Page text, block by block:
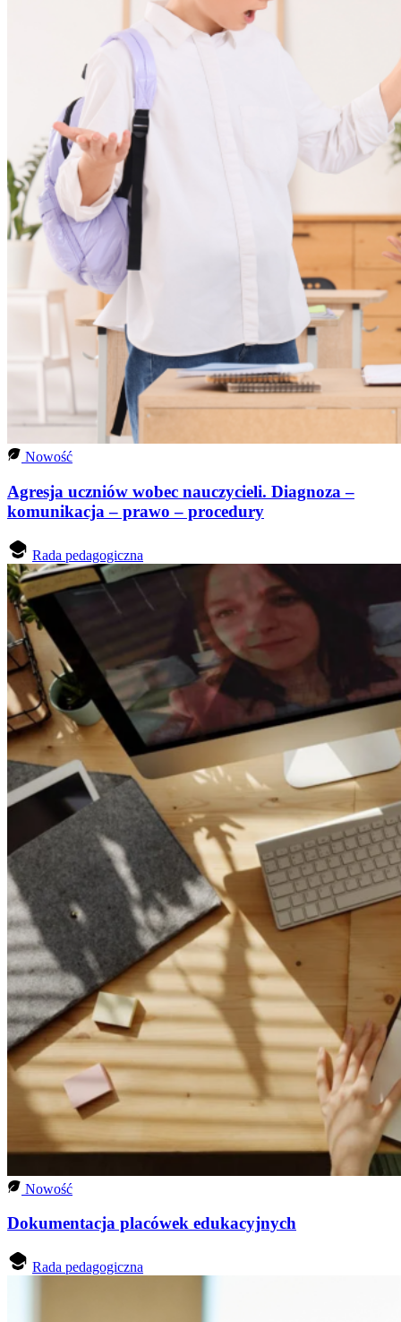
Nowość
Agresja uczniów wobec nauczycieli. Diagnoza –
komunikacja – prawo – procedury
Rada pedagogiczna
Nowość
Dokumentacja placówek edukacyjnych
Rada pedagogiczna